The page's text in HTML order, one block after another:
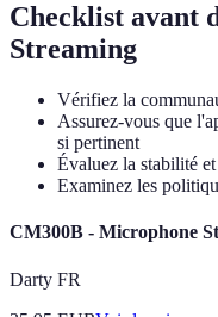
Checklist avant
Streaming
Vérifiez la
Assurez-vous que
si pertinent
Évaluez la stabilité
Examinez les
CM300B - Microphone
Darty FR